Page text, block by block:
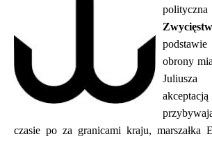
obrony
czasie po za granicami kraju, marszałka